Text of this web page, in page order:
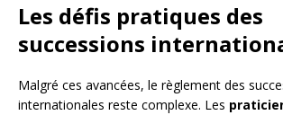
Les défis pratiques des
successions
Malgré ces avancées, le règlement des
internationales reste complexe. Les